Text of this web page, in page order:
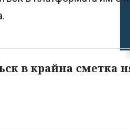
в крайна сметка